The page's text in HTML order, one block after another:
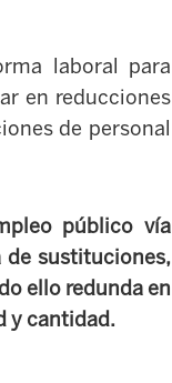
laboral para
en reducciones
de personal
público vía
de sustituciones,
ello redunda en
y cantidad.